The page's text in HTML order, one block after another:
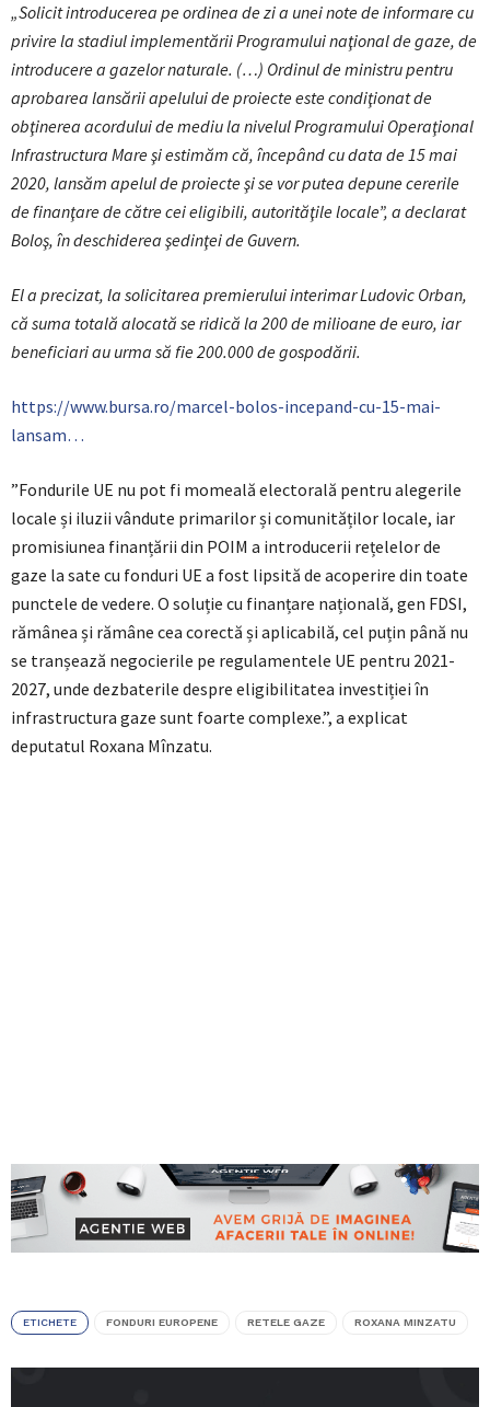
„Solicit introducerea pe ordinea de zi a unei note de informare cu
privire la stadiul implementării Programului naţional de gaze, de
introducere a gazelor naturale. (…) Ordinul de ministru pentru
aprobarea lansării apelului de proiecte este condiţionat de
obţinerea acordului de mediu la nivelul Programului Operaţional
Infrastructura Mare şi estimăm că, începând cu data de 15 mai
2020, lansăm apelul de proiecte şi se vor putea depune cererile
de finanţare de către cei eligibili, autorităţile locale”, a declarat
Boloş, în deschiderea şedinţei de Guvern.
El a precizat, la solicitarea premierului interimar Ludovic Orban,
că suma totală alocată se ridică la 200 de milioane de euro, iar
beneficiari au urma să fie 200.000 de gospodării.
https://www.bursa.ro/marcel-bolos-incepand-cu-15-mai-
lansam…
”Fondurile UE nu pot fi momeală electorală pentru alegerile
locale și iluzii vândute primarilor și comunităților locale, iar
promisiunea finanțării din POIM a introducerii rețelelor de
gaze la sate cu fonduri UE a fost lipsită de acoperire din toate
punctele de vedere. O soluție cu finanțare națională, gen FDSI,
rămânea și rămâne cea corectă și aplicabilă, cel puțin până nu
se tranșează negocierile pe regulamentele UE pentru 2021-
2027, unde dezbaterile despre eligibilitatea investiției în
infrastructura gaze sunt foarte complexe.”, a explicat
deputatul Roxana Mînzatu.
ETICHETE FONDURI EUROPENE RETELE GAZE ROXANA MINZATU